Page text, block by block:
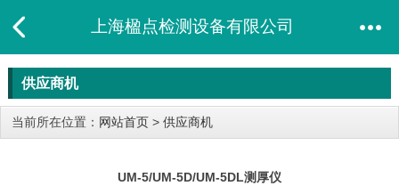
上海楹点检测设备有限公司
供应商机
当前所在位置： 网站首页 > 供应商机
UM-5/UM-5D/UM-5DL测厚仪​